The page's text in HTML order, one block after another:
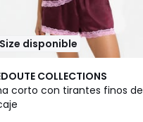
disponible
COLLECTIONS
corto con tirantes finos